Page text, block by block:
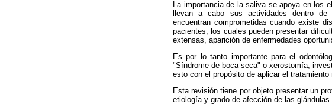
La importancia de la saliva se apoya en los
llevan a cabo sus actividades dentro
encuentran comprometidas cuando existe
pacientes, los cuales pueden presentar
extensas, aparición de enfermedades
Es por lo tanto importante para el
"Síndrome de boca seca" o xerostomía,
esto con el propósito de aplicar el
Esta revisión tiene por objeto presentar un
etiología y grado de afección de las glándulas